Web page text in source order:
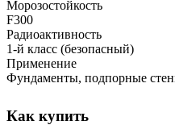
Морозостойкость
F300
Радиоактивность
1-й класс (безопасный)
Применение
Фундаменты, подпорные
Как купить